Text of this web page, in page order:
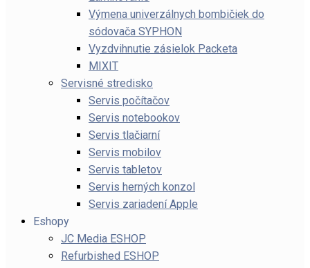
Výmena univerzálnych bombičiek do
sódovača SYPHON
Vyzdvihnutie zásielok Packeta
MIXIT
Servisné stredisko
Servis počítačov
Servis notebookov
Servis tlačiarní
Servis mobilov
Servis tabletov
Servis herných konzol
Servis zariadení Apple
Eshopy
JC Media ESHOP
Refurbished ESHOP